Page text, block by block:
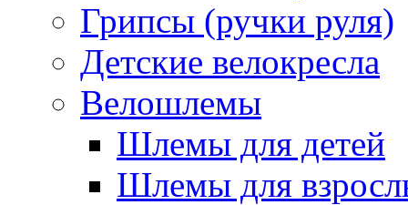
Грипсы (ручки руля)
Детские велокресла
Велошлемы
Шлемы для детей
Шлемы для